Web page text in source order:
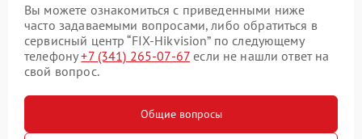
Вы можете ознакомиться с приведенными ниже
часто задаваемыми вопросами, либо обратиться в
сервисный центр “FIX-Hikvision” по следующему
телефону+7 (341) 265-07-67 если не нашли ответ на
свой вопрос.
Общие вопросы